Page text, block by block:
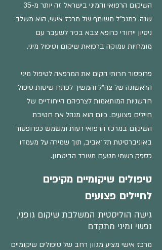
השיקום הרפואי והמיני בישראל זה יותר מ-35
שנה. כמנכ"ל משותף של מרכז אישי, הוא משלב
ניסיון ייחודי כרופא צבא בכיר לשעבר עם
מומחיות עמוקה ברפואת שיקום וטיפול מיני.
פרופסור חרותי הקים את המרפאה לטיפול מיני
הראשונה של צה"ל והמשיך לפתח שיטות טיפול
חדשניות המותאמות לצרכיהם הייחודיים של
חיילים פצועים. כיום הוא מנהל את חטיבת
השיקום במרכז הרפואי רעות ומשמש כפרופסור
באוניברסיטת תל־אביב, תוך שמירה על מעמדו
כספק רשמי מטעם משרד הביטחון.
טיפולים שיקומיים מקיפים
לחיילים פצועים
גישה הוליסטית המשלבת שיקום גופני,
נפשי ומיני מתקדם
מרכז אישי מציע מגוון רחב של טיפולים שיקומיים